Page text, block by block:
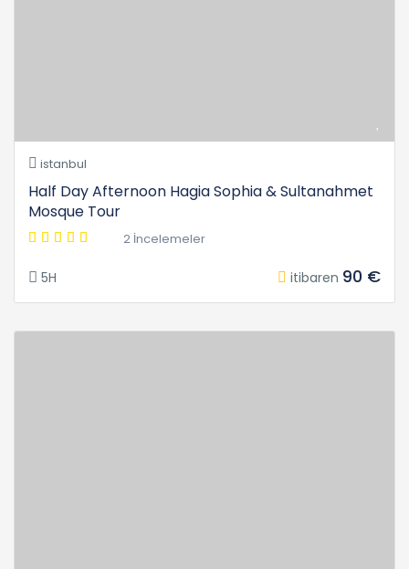
istanbul
Half Day Afternoon Hagia Sophia & Sultanahmet
Mosque Tour
2 İncelemeler
5H itibaren 90 €